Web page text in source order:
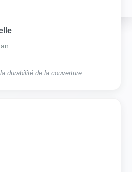
durabilité de la couverture